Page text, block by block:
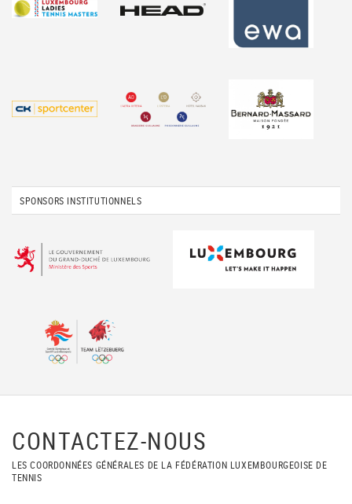
SPONSORS INSTITUTIONNELS
CONTACTEZ-NOUS
LES COORDONNÉES GÉNÉRALES DE LA FÉDÉRATION LUXEMBOURGEOISE DE
TENNIS